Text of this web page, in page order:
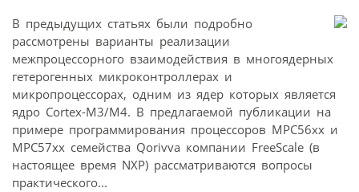
В предыдущих статьях были подробно
рассмотрены варианты реализации
межпроцессорного взаимодействия в многоядерных
гетерогенных микроконтроллерах и
микропроцессорах, одним из ядер которых является
ядро Cortex-M3/M4. В предлагаемой публикации на
примере программирования процессоров MPC56xx и
MPC57xx семейства Qorivva компании FreeScale (в
настоящее время NXP) рассматриваются вопросы
практического...